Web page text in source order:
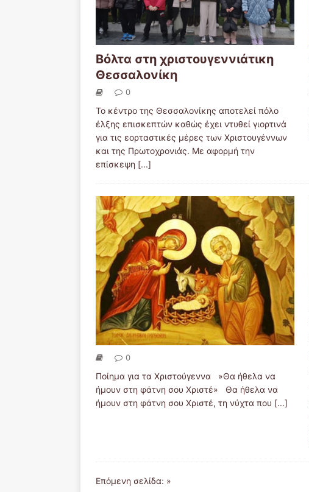
Βόλτα στη χριστουγεννιάτικη
Θεσσαλονίκη
0
Το κέντρο της Θεσσαλονίκης αποτελεί πόλο
έλξης επισκεπτών καθώς έχει ντυθεί γιορτινά
για τις εορταστικές μέρες των Χριστουγέννων
και της Πρωτοχρονιάς. Με αφορμή την
επίσκεψη [...]
0
Ποίημα για τα Χριστούγεννα »Θα ήθελα να
ήμουν στη φάτνη σου Χριστέ» Θα ήθελα να
ήμουν στη φάτνη σου Χριστέ, τη νύχτα που [...]
Επόμενη σελίδα: »